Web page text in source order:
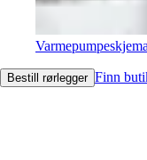
Varmepumpeskjema
Bestill rørlegger Finn